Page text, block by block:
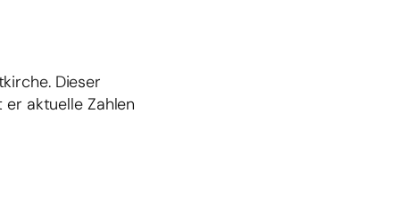
Dieser
aktuelle Zahlen